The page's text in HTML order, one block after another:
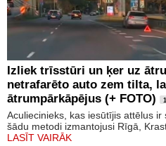
Izliek trīsstūri un ķer uz
netrafarēto auto zem tilta,
ātrumpārkāpējus (+ FOTO)
Aculiecinieks, kas iesūtījis attēlus
šādu metodi izmantojusi Rīgā,
LASĪT VAIRĀK